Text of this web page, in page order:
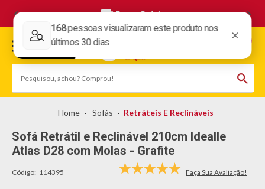
Frete Grátis
Sofás Retráteis E Reclináveis
Sofá Retrátil e Reclinável 210cm Idealle
Atlas D28 com Molas - Grafite
Código: 114395